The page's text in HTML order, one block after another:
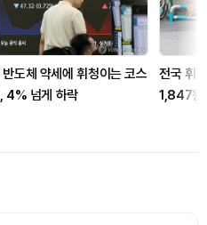
반도체 약세에 휘청이는 코스
4% 넘게 하락
전국 휘
1,847원